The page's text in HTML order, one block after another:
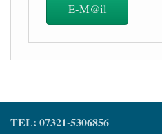
E-M@il
TEL: 07321-5306856